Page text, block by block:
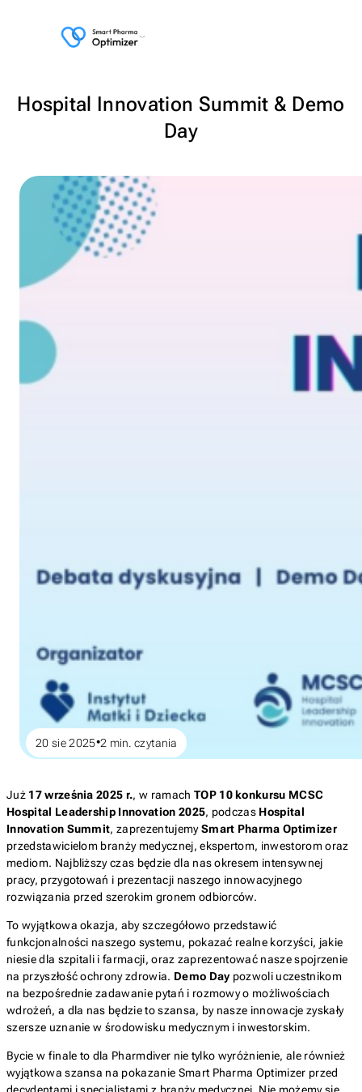
Hospital Innovation Summit & Demo
Day
20 sie 2025 2 min. czytania
Już 17 września 2025 r., w ramach TOP 10 konkursu MCSC
Hospital Leadership Innovation 2025, podczas Hospital
Innovation Summit, zaprezentujemySmart Pharma Optimizer
przedstawicielom branży medycznej, ekspertom, inwestorom oraz
mediom. Najbliższy czas będzie dla nas okresem intensywnej
pracy, przygotowań i prezentacji naszego innowacyjnego
rozwiązania przed szerokim gronem odbiorców.
To wyjątkowa okazja, aby szczegółowo przedstawić
funkcjonalności naszego systemu, pokazać realne korzyści, jakie
niesie dla szpitali i farmacji, oraz zaprezentować nasze spojrzenie
na przyszłość ochrony zdrowia. Demo Day pozwoli uczestnikom
na bezpośrednie zadawanie pytań i rozmowy o możliwościach
wdrożeń, a dla nas będzie to szansa, by nasze innowacje zyskały
szersze uznanie w środowisku medycznym i inwestorskim.
Bycie w finale to dla Pharmdiver nie tylko wyróżnienie, ale również
wyjątkowa szansa na pokazanie Smart Pharma Optimizer przed